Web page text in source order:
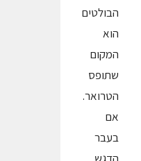
הבולטים
הוא
המקום
שתופס
הטרואר.
אם
בעבר